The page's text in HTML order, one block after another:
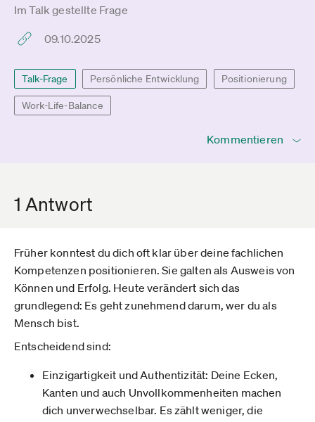
Im Talk gestellte Frage
09.10.2025
Talk-Frage Persönliche Entwicklung Positionierung
Work-Life-Balance
Kommentieren
1 Antwort
Früher konntest du dich oft klar über deine fachlichen
Kompetenzen positionieren. Sie galten als Ausweis von
Können und Erfolg. Heute verändert sich das
grundlegend: Es geht zunehmend darum, wer du als
Mensch bist.
Entscheidend sind:
Einzigartigkeit und Authentizität: Deine Ecken,
Kanten und auch Unvollkommenheiten machen
dich unverwechselbar. Es zählt weniger, die